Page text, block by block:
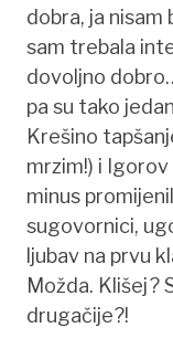
dobra, ja nisam
sam trebala
dovoljno
pa su tako
Krešino
mrzim!) i
minus
sugovornici,
ljubav na prvu
Možda. Klišej?
drugačije?!